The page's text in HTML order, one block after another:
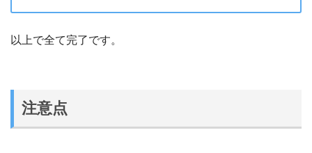
以上で全て完了です。
注意点